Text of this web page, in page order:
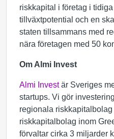
riskkapital i företag i
tillväxtpotential och en
staten tillsammans med
nära företagen med 50
Om Almi Invest
Almi Investär Sveriges
startups. Vi gör
regionala
riskkapitalbolag inom
förvaltar cirka 3 miljarder